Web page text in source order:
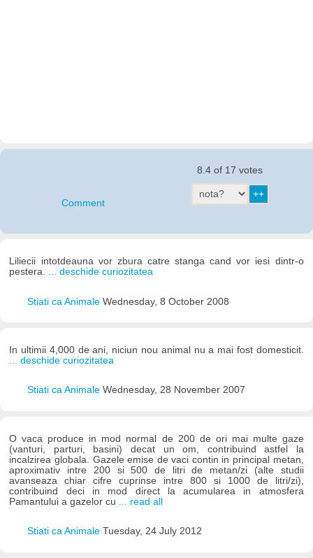
Comment
8.4 of 17 votes
Liliecii intotdeauna vor zbura catre stanga cand vor iesi dintr-o
pestera. ... deschide curiozitatea
Stiati ca Animale Wednesday, 8 October 2008
In ultimii 4,000 de ani, niciun nou animal nu a mai fost domesticit.
... deschide curiozitatea
Stiati ca Animale Wednesday, 28 November 2007
O vaca produce in mod normal de 200 de ori mai multe gaze
(vanturi, parturi, basini) decat un om, contribuind astfel la
incalzirea globala. Gazele emise de vaci contin in principal metan,
aproximativ intre 200 si 500 de litri de metan/zi (alte studii
avanseaza chiar cifre cuprinse intre 800 si 1000 de litri/zi),
contribuind deci in mod direct la acumularea in atmosfera
Pamantului a gazelor cu
... read all
Stiati ca Animale Tuesday, 24 July 2012